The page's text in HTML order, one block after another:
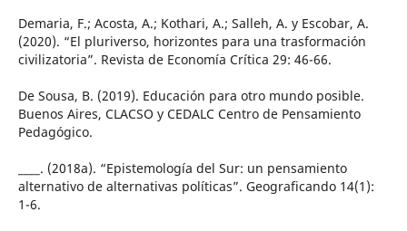
Demaria, F.; Acosta, A.; Kothari, A.; Salleh, A. y Escobar, A.
(2020). “El pluriverso, horizontes para una trasformación
civilizatoria”. Revista de Economía Crítica 29: 46-66.
De Sousa, B. (2019). Educación para otro mundo posible.
Buenos Aires, CLACSO y CEDALC Centro de Pensamiento
Pedagógico.
____. (2018a). “Epistemología del Sur: un pensamiento
alternativo de alternativas políticas”. Geograficando 14(1):
1-6.